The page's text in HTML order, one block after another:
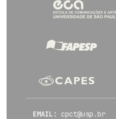
EMAIL: cpct@usp.br